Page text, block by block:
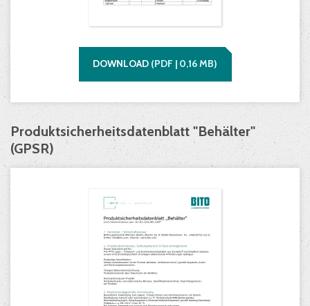
DOWNLOAD (PDF | 0,16MB)
Produktsicherheitsdatenblatt "Behälter"
(GPSR)